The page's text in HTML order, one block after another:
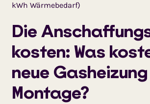
kWh Wärme­bedarf)
Die
kosten: Was
neue
Mon­tage?